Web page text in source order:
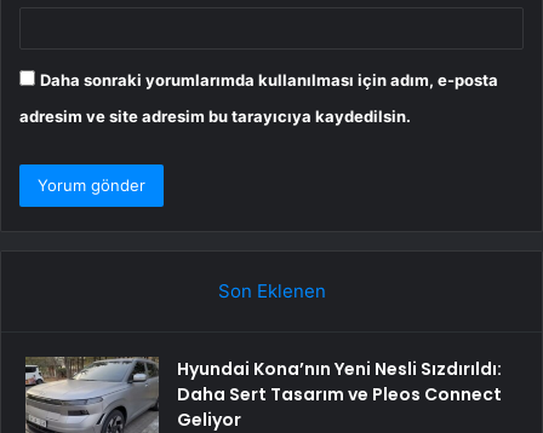
Daha sonraki yorumlarımda kullanılması için adım, e-posta
adresim ve site adresim bu tarayıcıya kaydedilsin.
Son Eklenen
Hyundai Kona’nın Yeni Nesli Sızdırıldı:
Daha Sert Tasarım ve Pleos Connect
Geliyor